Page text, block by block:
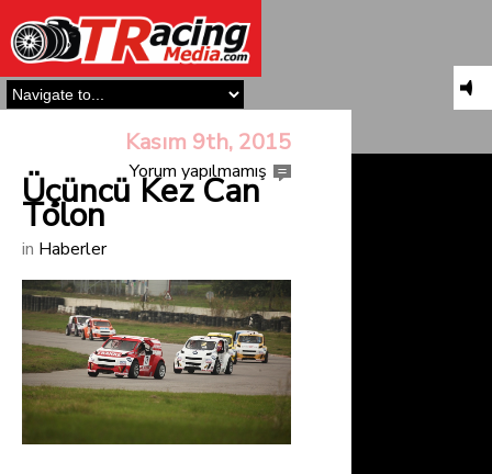
Kasım 9th, 2015
Yorum yapılmamış
Üçüncü Kez Can
Tolon
in Haberler